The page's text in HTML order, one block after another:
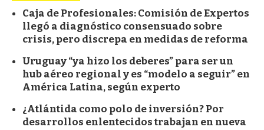
Caja de Profesionales: Comisión de Expertos
llegó a diagnóstico consensuado sobre
crisis, pero discrepa en medidas de reforma
Uruguay “ya hizo los deberes” para ser un
hub aéreo regional y es “modelo a seguir” en
América Latina, según experto
¿Atlántida como polo de inversión? Por
desarrollos enlentecidos trabajan en nueva